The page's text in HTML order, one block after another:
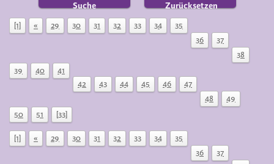
Suche Zurücksetzen
[1] « 29 30 31 32 33 34
35
36
37
38
39
40
41
42
43 44 45 46
47
48
49
50
51 [33]
[1] « 29 30 31 32 33 34
35
36
37